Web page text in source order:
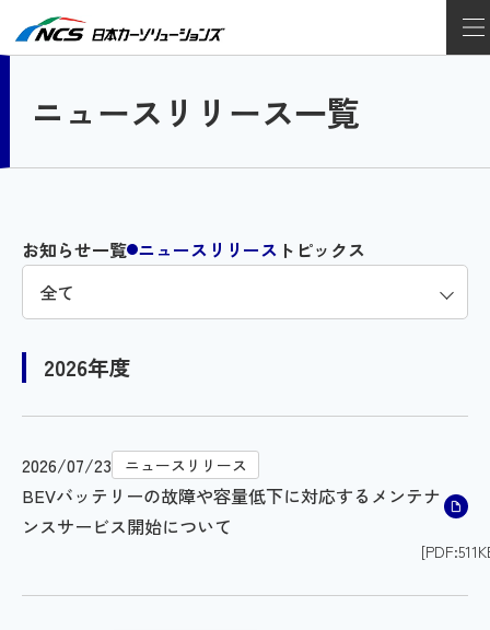
ニュースリリース一覧
お知らせ一覧 ニュースリリース トピックス
2026年度
2026/07/23 ニュースリリース
BEVバッテリーの故障や容量低下に対応するメンテナ
ンスサービス開始について